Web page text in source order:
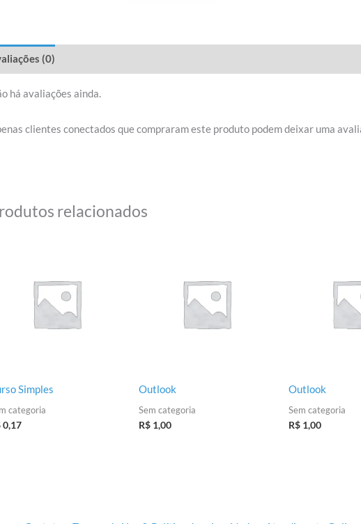
(0)
há avaliações ainda.
clientes conectados que compraram este produto podem deixar uma
relacionados
Simples
categoria
0,17
Outlook
Sem categoria
R$1,00
Outlook
Sem categoria
R$1,00